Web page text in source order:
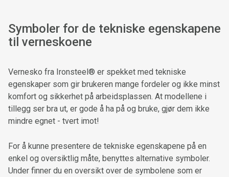
Symboler for sko-egenskaper
Teknisk sko-konstruksjon
Gravity® yttersåler
Poron® støtdempende såler
HDry® vanntett sko-membran
Skifte Boa® system-kit
Symboler for de tekniske egenskapene
til verneskoene
Vernesko fra Ironsteel® er spekket med tekniske
egenskaper som gir brukeren mange fordeler og ikke minst
komfort og sikkerhet på arbeidsplassen. At modellene i
tillegg ser bra ut, er gode å ha på og bruke, gjør dem ikke
mindre egnet - tvert imot!
For å kunne presentere de tekniske egenskapene på en
enkel og oversiktlig måte, benyttes alternative symboler.
Under finner du en oversikt over de symbolene som er